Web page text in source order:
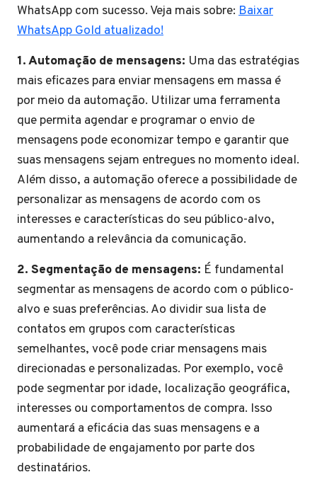
WhatsApp com sucesso. Veja mais sobre: Baixar
WhatsApp Gold atualizado!
1. Automação de mensagens: Uma das estratégias
mais eficazes para enviar mensagens em massa é
por meio da automação. Utilizar uma ferramenta
que permita agendar e programar o envio de
mensagens pode economizar tempo e garantir que
suas mensagens sejam entregues no momento ideal.
Além disso, a automação oferece a possibilidade de
personalizar as mensagens de acordo com os
interesses e características do seu público-alvo,
aumentando a relevância da comunicação.
2. Segmentação de mensagens: É fundamental
segmentar as mensagens de acordo com o público-
alvo e suas preferências. Ao dividir sua lista de
contatos em grupos com características
semelhantes, você pode criar mensagens mais
direcionadas e personalizadas. Por exemplo, você
pode segmentar por idade, localização geográfica,
interesses ou comportamentos de compra. Isso
aumentará a eficácia das suas mensagens e a
probabilidade de engajamento por parte dos
destinatários.